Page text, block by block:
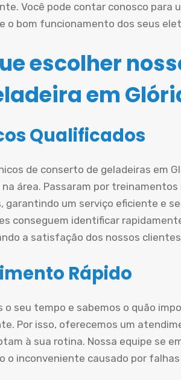
Você pode contar conosco para
o bom funcionamento dos seus
escolher
em
Qualificados
de conserto de geladeiras em
na área. Passaram por
garantindo um serviço eficiente e
conseguem identificar
a satisfação dos nossos
Rápido
o seu tempo e sabemos o quão
Por isso, oferecemos um
à sua rotina. Nossa equipe se
o inconveniente causado por